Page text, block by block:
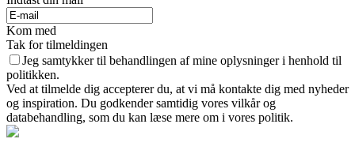
Kom med
Tak for tilmeldingen
Jeg samtykker til behandlingen af mine oplysninger i henhold til
politikken.
Ved at tilmelde dig accepterer du, at vi må kontakte dig med nyheder
og inspiration. Du godkender samtidig vores vilkår og
databehandling, som du kan læse mere om i vores politik.